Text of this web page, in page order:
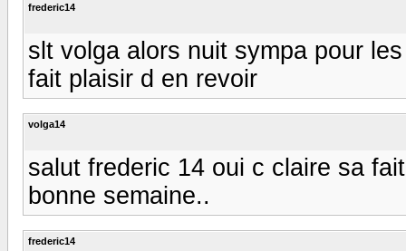
frederic14
slt volga alors nuit sympa pour
fait plaisir d en revoir
volga14
salut frederic 14 oui c claire sa
bonne semaine..
frederic14